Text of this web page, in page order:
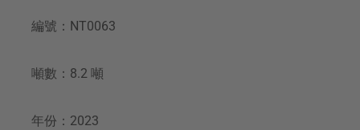
編號：NT0063
噸數：8.2 噸
年份：2023